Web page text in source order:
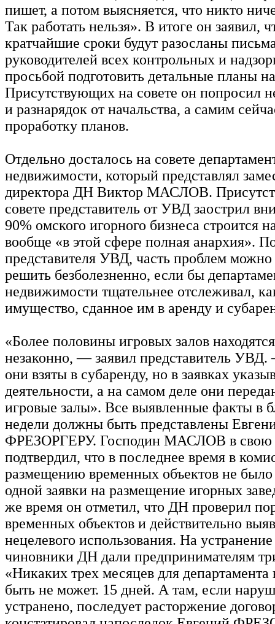
пишет, а потом выясняется, что никто
Так работать нельзя». В итоге он заявил,
кратчайшие сроки будут разосланы
руководителей всех контрольных и
просьбой подготовить детальные планы
Присутствующих на совете он попросил
и разнарядок от начальства, а самим
проработку планов.
Отдельно досталось на совете
недвижимости, который представлял
директора ДН Виктор МАСЛОВ.
совете представитель от УВД заострил
90% омского игорного бизнеса строится
вообще «в этой сфере полная анархия».
представителя УВД, часть проблем
решить безболезненно, если бы
недвижимости тщательнее отслеживал,
имущество, сданное им в аренду и
«Более половины игровых залов
незаконно, — заявил представитель
они взяты в субаренду, но в заявках
деятельности, а на самом деле они
игровые залы». Все выявленные факты в
недели должны быть представлены
ФРЕЗОРГЕРУ. Господин МАСЛОВ в свою
подтвердил, что в последнее время в
размещению временных объектов не
одной заявки на размещение игорных
же время он отметил, что ДН проверил
временных объектов и действительно
нецелевого использования. На
чиновники ДН дали предпринимателям
«Никаких трех месяцев для
быть не может. 15 дней. А там, если
устранено, последует расторжение